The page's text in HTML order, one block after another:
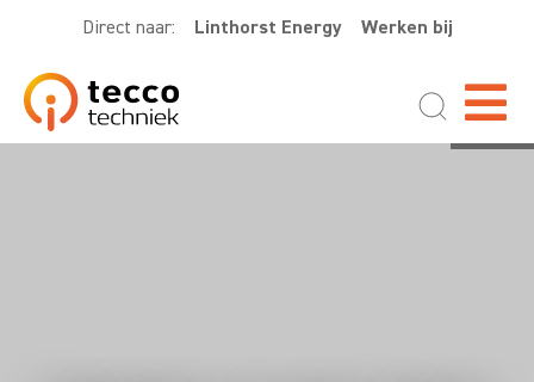
Direct naar: Linthorst Energy Werken bij